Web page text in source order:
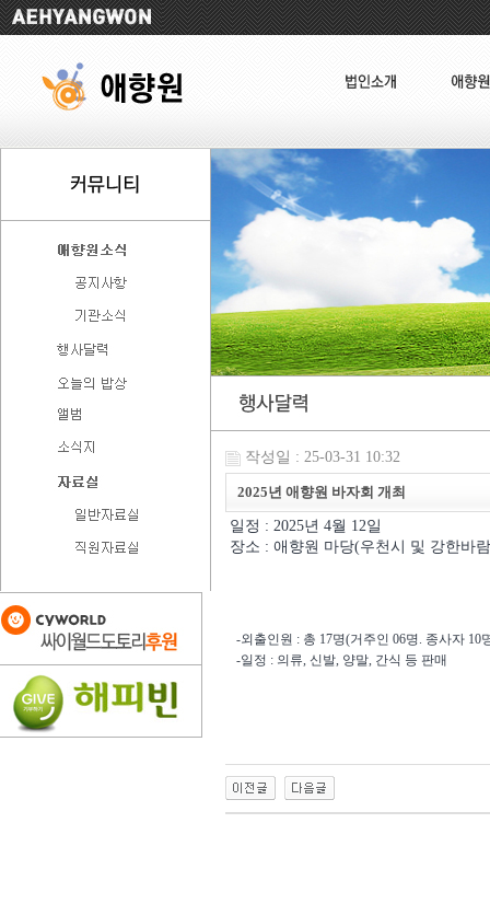
작성일 : 25-03-31 10:32
2025년 애향원 바자회 개최
일정 : 2025년 4월 12일
장소 : 애향원 마당(우천시 및 강한바
-외출인원 : 총 17명(거주인 06명. 종사자 10
-일정 : 의류, 신발, 양말, 간식 등 판매